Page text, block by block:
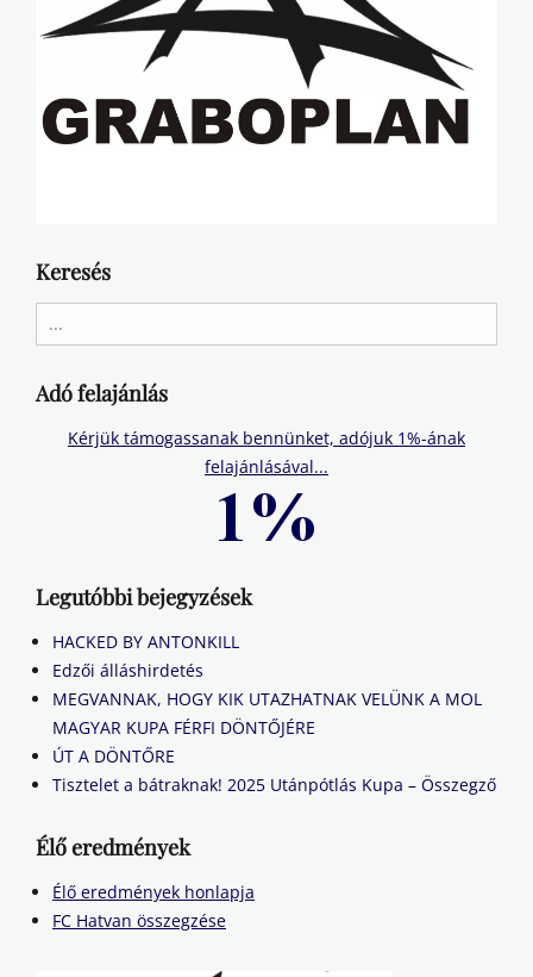
Keresés
for:
Adó felajánlás
Kérjük támogassanak bennünket, adójuk 1%-ának
felajánlásával...
Legutóbbi bejegyzések
HACKED BY ANTONKILL
Edzői álláshirdetés
MEGVANNAK, HOGY KIK UTAZHATNAK VELÜNK A MOL
MAGYAR KUPA FÉRFI DÖNTŐJÉRE
ÚT A DÖNTŐRE
Tisztelet a bátraknak! 2025 Utánpótlás Kupa – Összegző
Élő eredmények
Élő eredmények honlapja
FC Hatvan összegzése